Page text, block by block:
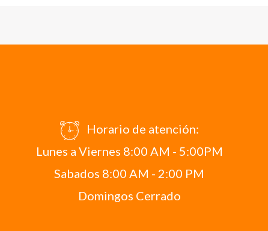
Horario de atención:
Lunes a Viernes 8:00 AM - 5:00PM
Sabados 8:00 AM - 2:00 PM
Domingos Cerrado